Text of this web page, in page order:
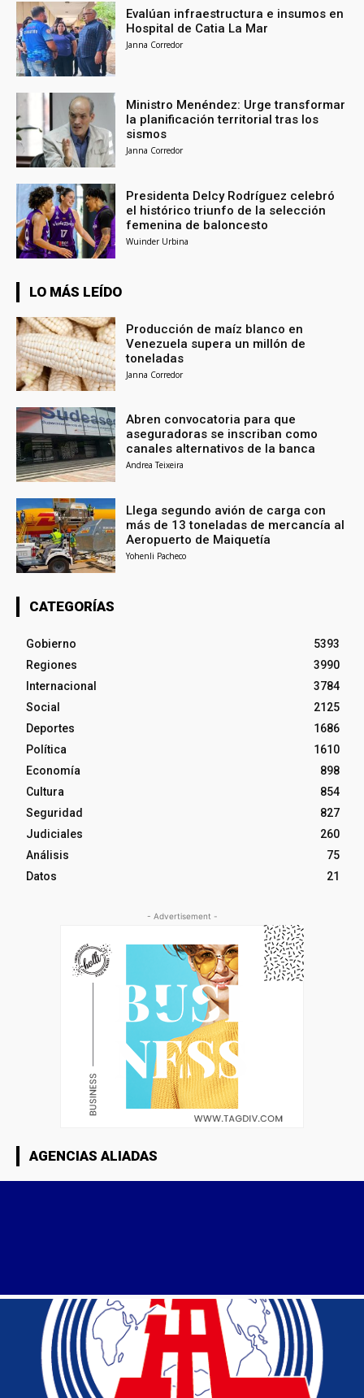
Evalúan infraestructura e insumos en
Hospital de Catia La Mar
Janna Corredor
Ministro Menéndez: Urge transformar
la planificación territorial tras los
sismos
Janna Corredor
Presidenta Delcy Rodríguez celebró
el histórico triunfo de la selección
femenina de baloncesto
Wuinder Urbina
LO MÁS LEÍDO
Producción de maíz blanco en
Venezuela supera un millón de
toneladas
Janna Corredor
Abren convocatoria para que
aseguradoras se inscriban como
canales alternativos de la banca
Andrea Teixeira
Llega segundo avión de carga con
más de 13 toneladas de mercancía al
Aeropuerto de Maiquetía
Yohenli Pacheco
CATEGORÍAS
Gobierno
5393
Regiones
3990
Internacional
3784
Social
2125
Deportes
1686
Política
1610
Economía
898
Cultura
854
Seguridad
827
Judiciales
260
Análisis
75
Datos
21
- Advertisement -
AGENCIAS ALIADAS